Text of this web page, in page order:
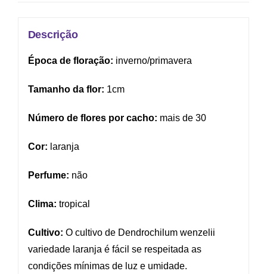
Descrição
Época de floração: inverno/primavera
Tamanho da flor: 1cm
Número de flores por cacho: mais de 30
Cor: laranja
Perfume: não
Clima: tropical
Cultivo: O cultivo de Dendrochilum wenzelii
variedade laranja é fácil se respeitada as
condições mínimas de luz e umidade.